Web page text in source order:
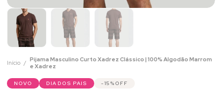
Início
Pijama Masculino Curto Xadrez Clássico | 100% Algodão Marrom
e Xadrez
NOVO DIA DOS PAIS 15% OFF